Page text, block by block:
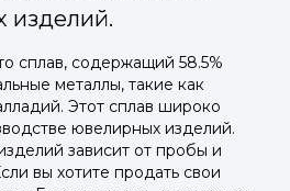
изделий.
сплав, содержащий 58.5%
металлы, такие как
Этот сплав широко
ювелирных изделий.
зависит от пробы и
вы хотите продать свои